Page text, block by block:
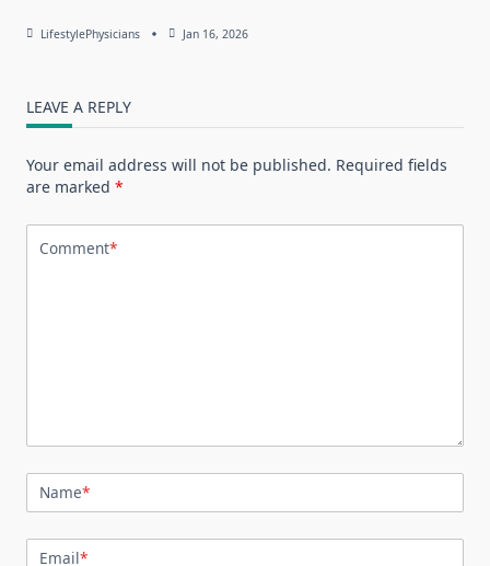
LifestylePhysicians Jan 16, 2026
LEAVE A REPLY
Your email address will not be published. Required fields
are marked *
Comment*
Name*
Email*